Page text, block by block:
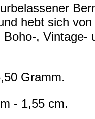
hebt sich
, Vintage-
Gramm.
- 1,55 cm.